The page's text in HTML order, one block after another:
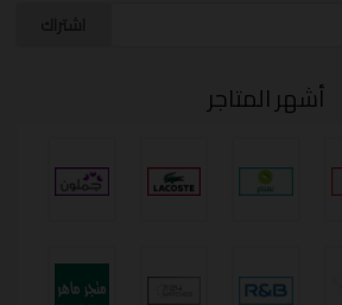
أشهر المتاجر